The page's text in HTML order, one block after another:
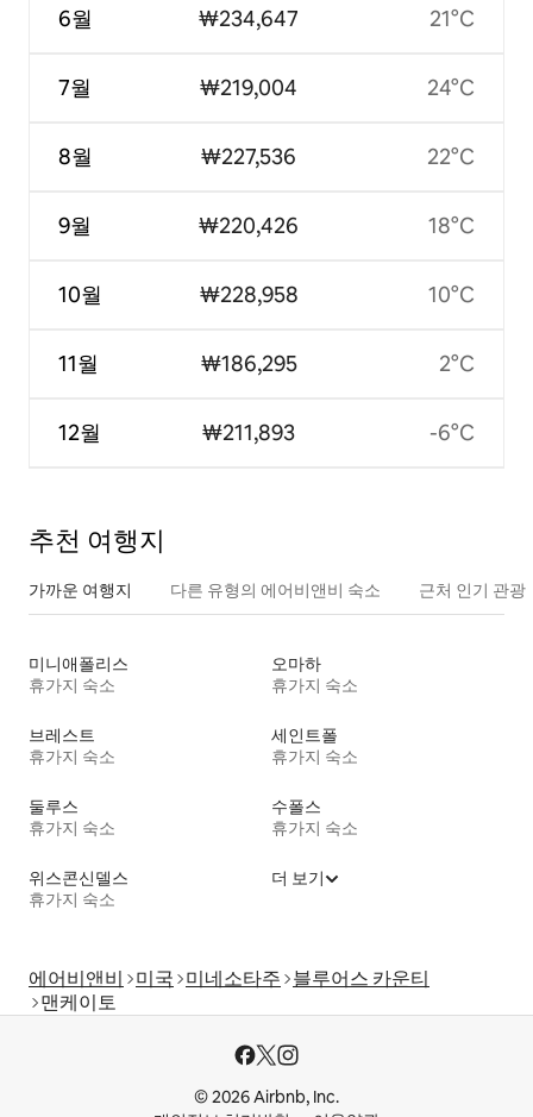
6월
7월
8월
9월
10월
11월
12월
₩234,647
₩219,004
₩227,536
₩220,426
₩228,958
₩186,295
₩211,893
21°C
24°C
22°C
18°C
10°C
2°C
-6°C
추천 여행지
가까운 여행지 다른 유형의 에어비앤비 숙소 근처 인기 관광
미니애폴리스
휴가지 숙소
오마하
휴가지 숙소
브레스트
휴가지 숙소
세인트폴
휴가지 숙소
둘루스
휴가지 숙소
수폴스
휴가지 숙소
위스콘신델스
휴가지 숙소
더 보기
에어비앤비 미국 미네소타주 블루어스 카운티
맨케이토
© 2026 Airbnb, Inc.